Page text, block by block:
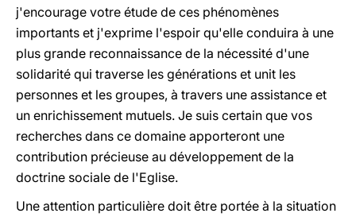
j'encourage votre étude de ces phénomènes
importants et j'exprime l'espoir qu'elle conduira à une
plus grande reconnaissance de la nécessité d'une
solidarité qui traverse les générations et unit les
personnes et les groupes, à travers une assistance et
un enrichissement mutuels. Je suis certain que vos
recherches dans ce domaine apporteront une
contribution précieuse au développement de la
doctrine sociale de l'Eglise.
Une attention particulière doit être portée à la situation